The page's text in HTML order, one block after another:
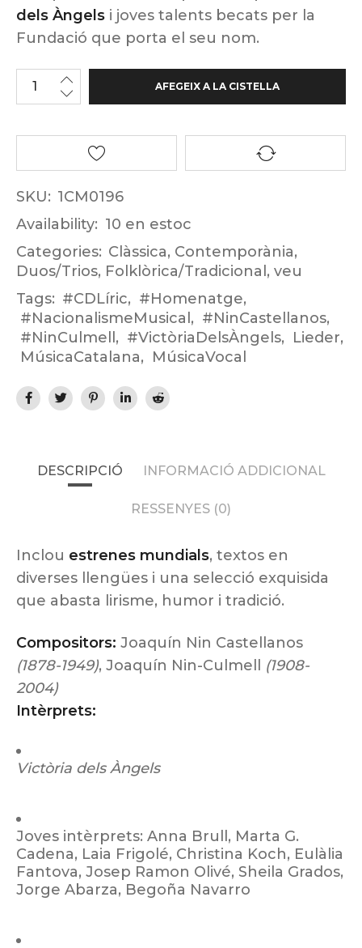
dels Àngels i joves talents becats per la
Fundació que porta el seu nom.
AFEGEIX A LA CISTELLA
SKU: 1CM0196
Availability: 10 en estoc
Categories: Clàssica, Contemporània,
Duos/Trios, Folklòrica/Tradicional , veu
Tags: #CDLíric, #Homenatge,
#NacionalismeMusical , #NinCastellanos,
#NinCulmell , #VictòriaDelsÀngels, Lieder,
MúsicaCatalana, MúsicaVocal
DESCRIPCIÓ INFORMACIÓ ADDICIONAL
RESSENYES (0)
Inclou estrenes mundials, textos en
diverses llengües i una selecció exquisida
que abasta lirisme, humor i tradició.
Compositors: Joaquín Nin Castellanos
(1878-1949), Joaquín Nin-Culmell (1908-
2004)
Intèrprets:
Victòria dels Àngels
Joves intèrprets: Anna Brull, Marta G.
Cadena, Laia Frigolé, Christina Koch, Eulàlia
Fantova, Josep Ramon Olivé, Sheila Grados,
Jorge Abarza, Begoña Navarro